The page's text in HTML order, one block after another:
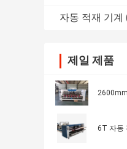
자동 적재 기계
제일 제품
6T 자동